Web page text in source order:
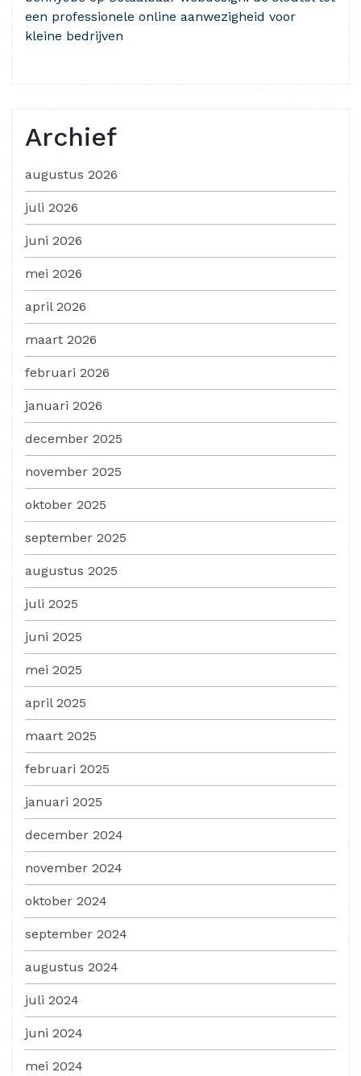
een professionele online aanwezigheid voor
kleine bedrijven
Archief
augustus 2026
juli 2026
juni 2026
mei 2026
april 2026
maart 2026
februari 2026
januari 2026
december 2025
november 2025
oktober 2025
september 2025
augustus 2025
juli 2025
juni 2025
mei 2025
april 2025
maart 2025
februari 2025
januari 2025
december 2024
november 2024
oktober 2024
september 2024
augustus 2024
juli 2024
juni 2024
mei 2024